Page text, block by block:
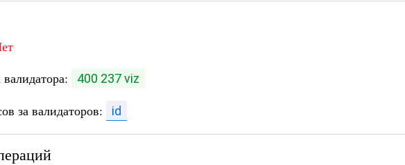
валидатора:
400 237 viz
за валидаторов: id